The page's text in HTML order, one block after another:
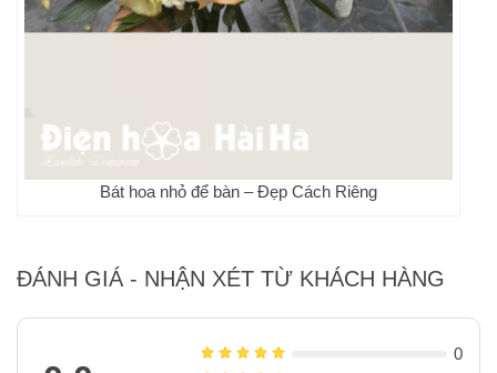
Bát hoa nhỏ để bàn – Đẹp Cách Riêng
ĐÁNH GIÁ - NHẬN XÉT TỪ KHÁCH HÀNG
0